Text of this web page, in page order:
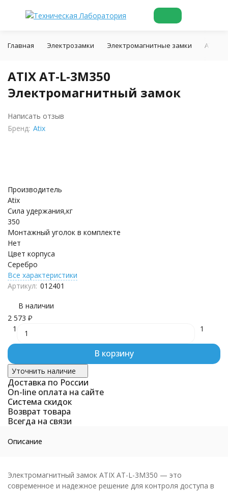
Главная Электрозамки Электромагнитные замки ATIX
ATIX AT-L-3M350
Электромагнитный замок
Написать отзыв
Бренд: Atix
Производитель
Atix
Сила удержания,кг
350
Монтажный уголок в комплекте
Нет
Цвет корпуса
Серебро
Все характеристики
Артикул: 012401
В наличии
2 573 ₽
1
1
В корзину
Уточнить наличие
Доставка по России
On-line оплата на сайте
Система скидок
Возврат товара
Всегда на связи
Описание
Электромагнитный замок ATIX AT-L-3M350 — это
современное и надежное решение для контроля доступа в